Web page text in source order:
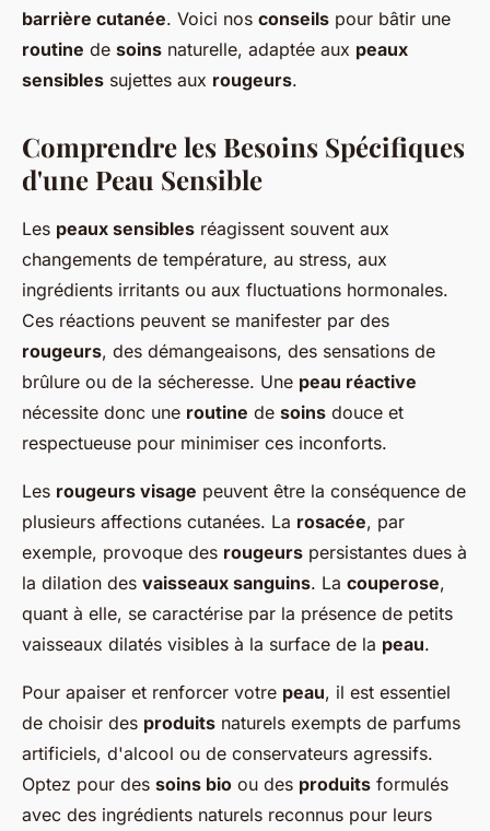
barrière cutanée. Voici nos conseils pour bâtir une
routine de soins naturelle, adaptée aux peaux
sensibles sujettes aux rougeurs.
Comprendre les Besoins Spécifiques
d'une Peau Sensible
Les peaux sensibles réagissent souvent aux
changements de température, au stress, aux
ingrédients irritants ou aux fluctuations hormonales.
Ces réactions peuvent se manifester par des
rougeurs, des démangeaisons, des sensations de
brûlure ou de la sécheresse. Une peau réactive
nécessite donc une routine de soins douce et
respectueuse pour minimiser ces inconforts.
Les rougeurs visage peuvent être la conséquence de
plusieurs affections cutanées. La rosacée, par
exemple, provoque des rougeurs persistantes dues à
la dilation des vaisseaux sanguins. La couperose,
quant à elle, se caractérise par la présence de petits
vaisseaux dilatés visibles à la surface de la peau.
Pour apaiser et renforcer votre peau, il est essentiel
de choisir des produits naturels exempts de parfums
artificiels, d'alcool ou de conservateurs agressifs.
Optez pour des soins bio ou des produits formulés
avec des ingrédients naturels reconnus pour leurs